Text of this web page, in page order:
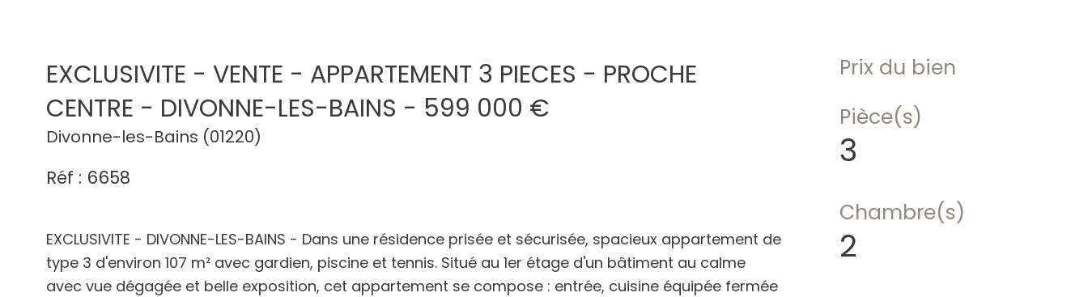
EXCLUSIVITE - VENTE - APPARTEMENT 3 PIECES - PROCHE
CENTRE - DIVONNE-LES-BAINS - 599 000 €
Divonne-les-Bains (01220)
Réf : 6658
EXCLUSIVITE - DIVONNE-LES-BAINS - Dans une résidence prisée et sécurisée, spacieux appartement de
type 3 d'environ 107 m² avec gardien, piscine et tennis. Situé au 1er étage d'un bâtiment au calme
avec vue dégagée et belle exposition, cet appartement se compose : entrée, cuisine équipée fermée
Prix du bien
Pièce(s)
3
Chambre(s)
2